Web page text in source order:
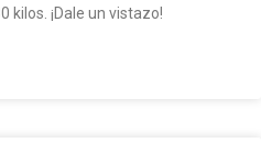
kilos. ¡Dale un vistazo!